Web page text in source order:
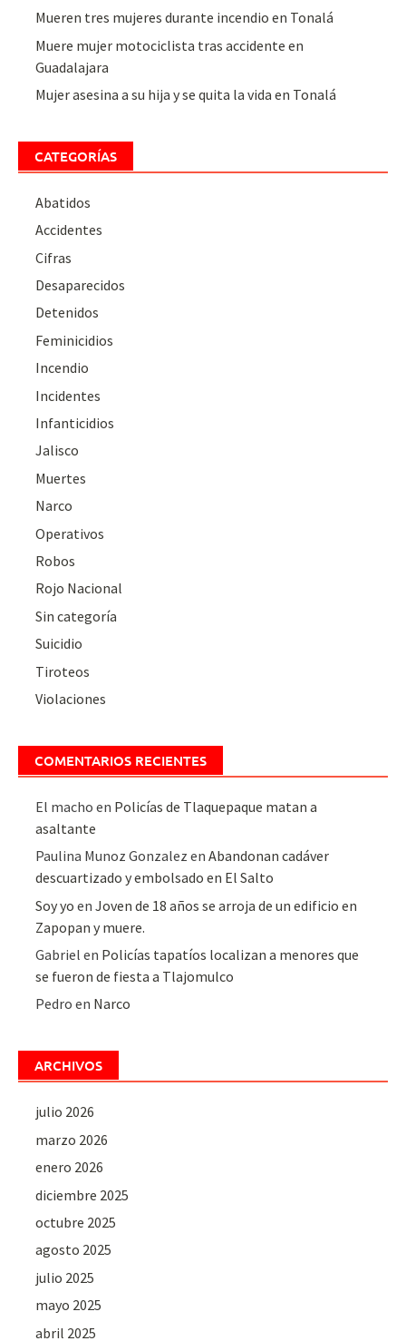
Mueren tres mujeres durante incendio en Tonalá
Muere mujer motociclista tras accidente en
Guadalajara
Mujer asesina a su hija y se quita la vida en Tonalá
CATEGORÍAS
Abatidos
Accidentes
Cifras
Desaparecidos
Detenidos
Feminicidios
Incendio
Incidentes
Infanticidios
Jalisco
Muertes
Narco
Operativos
Robos
Rojo Nacional
Sin categoría
Suicidio
Tiroteos
Violaciones
COMENTARIOS RECIENTES
El macho en Policías de Tlaquepaque matan a
asaltante
Paulina Munoz Gonzalez enAbandonan cadáver
descuartizado y embolsado en El Salto
Soy yo enJoven de 18 años se arroja de un edificio en
Zapopan y muere.
Gabriel en Policías tapatíos localizan a menores que
se fueron de fiesta a Tlajomulco
Pedro en Narco
ARCHIVOS
julio 2026
marzo 2026
enero 2026
diciembre 2025
octubre 2025
agosto 2025
julio 2025
mayo 2025
abril 2025